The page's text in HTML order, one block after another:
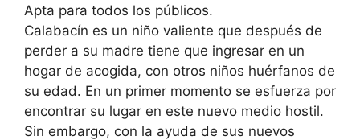
Apta para todos los públicos.
Calabacín es un niño valiente que después de
perder a su madre tiene que ingresar en un
hogar de acogida, con otros niños huérfanos de
su edad. En un primer momento se esfuerza por
encontrar su lugar en este nuevo medio hostil.
Sin embargo, con la ayuda de sus nuevos